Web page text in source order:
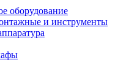
оборудование
и инструменты